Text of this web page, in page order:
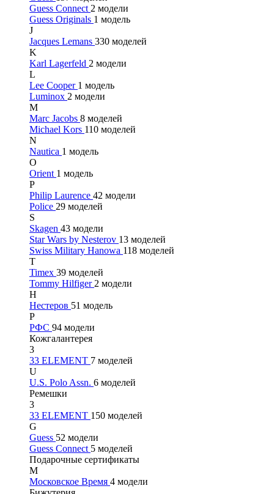
Guess Connect 2 модели
Guess Originals 1 модель
J
Jacques Lemans 330 моделей
K
Karl Lagerfeld 2 модели
L
Lee Cooper 1 модель
Luminox 2 модели
M
Marc Jacobs 8 моделей
Michael Kors 110 моделей
N
Nautica 1 модель
O
Orient 1 модель
P
Philip Laurence 42 модели
Police 29 моделей
S
Skagen 43 модели
Star Wars by Nesterov 13 моделей
Swiss Military Hanowa 118 моделей
T
Timex 39 моделей
Tommy Hilfiger 2 модели
Н
Нестеров 51 модель
Р
РФС 94 модели
Кожгалантерея
3
33 ELEMENT 7 моделей
U
U.S. Polo Assn. 6 моделей
Ремешки
3
33 ELEMENT 150 моделей
G
Guess 52 модели
Guess Connect 5 моделей
Подарочные сертификаты
М
Московское Время 4 модели